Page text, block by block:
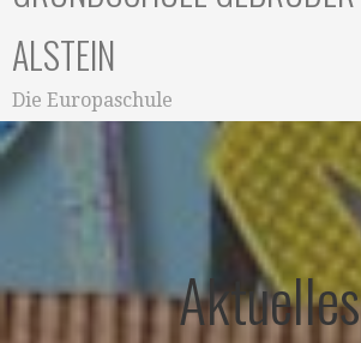
ALSTEIN
Die Europaschule
Aktuelles